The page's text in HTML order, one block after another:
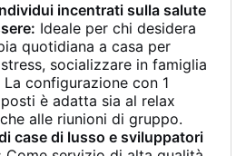
incentrati sulla salute
Ideale per chi desidera
quotidiana a casa per
socializzare in famiglia
configurazione con 1
è adatta sia al relax
alle riunioni di gruppo.
case di lusso e sviluppatori